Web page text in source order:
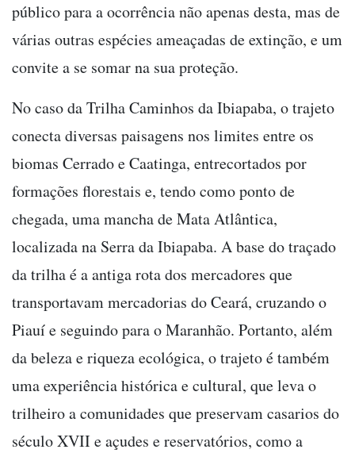
público para a ocorrência não apenas desta, mas de
várias outras espécies ameaçadas de extinção, e um
convite a se somar na sua proteção.
No caso da Trilha Caminhos da Ibiapaba, o trajeto
conecta diversas paisagens nos limites entre os
biomas Cerrado e Caatinga, entrecortados por
formações florestais e, tendo como ponto de
chegada, uma mancha de Mata Atlântica,
localizada na Serra da Ibiapaba. A base do traçado
da trilha é a antiga rota dos mercadores que
transportavam mercadorias do Ceará, cruzando o
Piauí e seguindo para o Maranhão. Portanto, além
da beleza e riqueza ecológica, o trajeto é também
uma experiência histórica e cultural, que leva o
trilheiro a comunidades que preservam casarios do
século XVII e açudes e reservatórios, como a